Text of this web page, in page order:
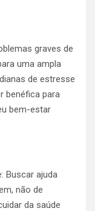
graves de
uma ampla
de estresse
benéfica para
bem-estar
Buscar ajuda
não de
da saúde